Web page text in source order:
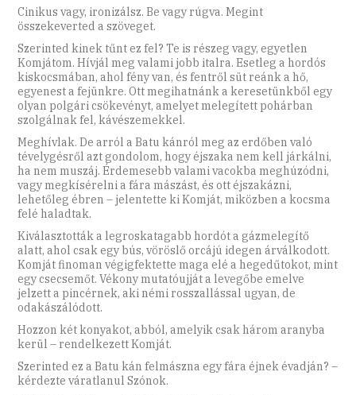
Cinikus vagy, ironizálsz. Be vagy rúgva. Megint
összekeverted a szöveget.
Szerinted kinek tűnt ez fel? Te is részeg vagy, egyetlen
Komjátom. Hívjál meg valami jobb italra. Esetleg a hordós
kiskocsmában, ahol fény van, és fentről süt reánk a hő,
egyenest a fejünkre. Ott megihatnánk a keresetünkből egy
olyan polgári csökevényt, amelyet melegített pohárban
szolgálnak fel, kávészemekkel.
Meghívlak. De arról a Batu kánról meg az erdőben való
tévelygésről azt gondolom, hogy éjszaka nem kell járkálni,
ha nem muszáj. Érdemesebb valami vacokba meghúzódni,
vagy megkísérelni a fára mászást, és ott éjszakázni,
lehetőleg ébren – jelentette ki Komját, miközben a kocsma
felé haladtak.
Kiválasztották a legroskatagabb hordót a gázmelegítő
alatt, ahol csak egy bús, vöröslő orcájú idegen árválkodott.
Komját finoman végigfektette maga elé a hegedűtokot, mint
egy csecsemőt. Vékony mutatóujját a levegőbe emelve
jelzett a pincérnek, aki némi rosszallással ugyan, de
odakászálódott.
Hozzon két konyakot, abból, amelyik csak három aranyba
kerül – rendelkezett Komját.
Szerinted ez a Batu kán felmászna egy fára éjnek évadján? –
kérdezte váratlanul Szónok.